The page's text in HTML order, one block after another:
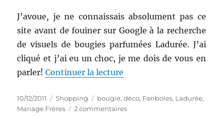
J’avoue, je ne connaissais absolument pas ce
site avant de fouiner sur Google à la recherche
de visuels de bougies parfumées Ladurée. J’ai
cliqué et j’ai eu un choc, je me dois de vous en
parler!Continuer la lecture
Publié
le
10/12/2011 Catégories
Shopping Étiquettes
bougie,déco, Fariboles, Ladurée,
Mariage Frères
2 commentairessur